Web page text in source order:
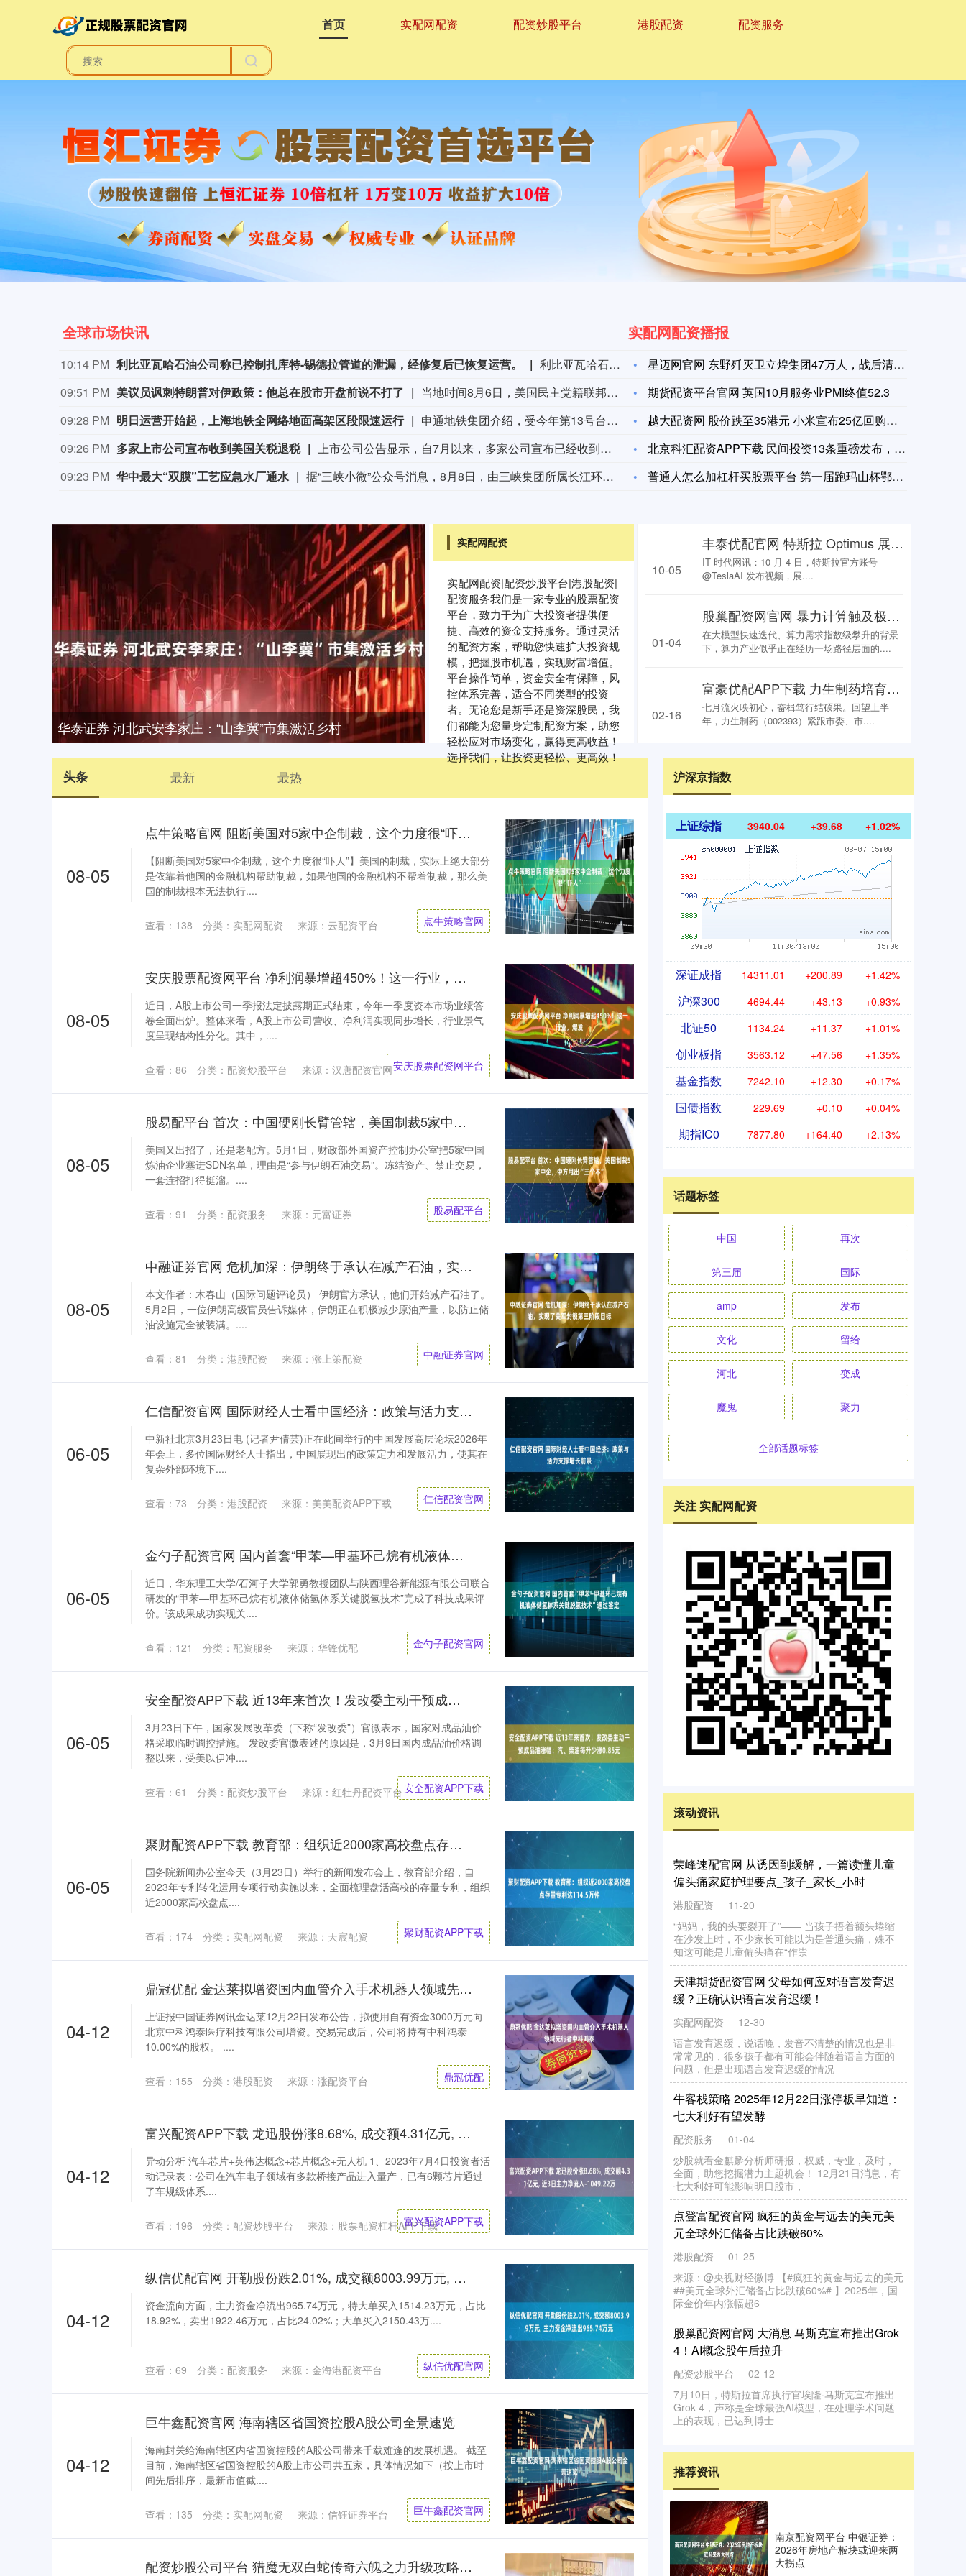
首页 实配网配资 配资炒股平台 港股配资 配资服务
全球市场快讯
10:14 PM 利比亚瓦哈石油公司称已控制扎库特-锡德拉管道的泄漏，经修复后已恢复运营。
利比亚瓦哈石油公司称已控制扎库特-锡德拉管道的泄漏，经修复后已恢复运营。
09:51 PM 美议员讽刺特朗普对伊政策：他总在股市开盘前说不打了
当地时间8月6日，美国民主党籍联邦参议员克里斯·墨菲表示，总统特朗普通常会在周日晚上或周一早上，也就是股市开盘前，宣布美伊战事即将结束。但战火已持续了六个月。（澎湃）
09:28 PM 明日运营开始起，上海地铁全网络地面高架区段限速运行
申通地铁集团介绍，受今年第13号台风“白海豚”影响，为确保轨道交通运营安全，上海地铁实施运营调整：8月9日运营开始起，3号线、浦江线全线限速运行；1号线、2号线、4号线、5号线、6号线、7号线、8号线、9号线、10号线、11号线、16号线、17号线、市域机场线地面、高架区段限速运行，同时，16号线取消大站车，列车站站停靠。全网络其他线路区段正常运行。上海地铁将密切关注台风路径变化，根据风速、雨量和对运营影响程度等实际情况，动态调整列车开行方案，遇紧急情况或将采取停运措施，保障乘客安全出行。请市民乘客留意官方发布的运营信息。（上海发布）
09:26 PM 多家上市公司宣布收到美国关税退税
上市公司公告显示，自7月以来，多家公司宣布已经收到美国关税退税。根据美国最高法院今年2月裁定，《国际紧急经济权力法》不授权总统征收大规模关税。美国国际贸易法院随后下令海关办理相关退款。海关与边境保护局4月20日启动第一阶段退款工作，首批退款于5月11日前后发放。美国海关与边境保护局官员本月4日披露的信息显示，截至7月底，该部门已处理完毕约1000亿美元关税的退款流程并把相关信息提供给财政部用于付款。（中新社）
09:23 PM 华中最大“双膜”工艺应急水厂通水 据“三峡小微”公众号消息，8月8日，由三峡集团所属长江环保集团、武汉市水务集团等共同投资建设的华中地区规模最大的“双膜”工艺应急水厂——武汉梁子湖应急水厂并网通水，标志着武汉市江南区域正式构建起“一江一湖”双水源互为备援、灵活调度的供水新格局，为片区660万市民用水安全提供坚实保障。
实配网配资播报
星迈网官网 东野歼灭卫立煌集团47万人，战后清点：只缴获不到
期货配资平台官网 英国10月服务业PMI终值52.3
越大配资网 股价跌至35港元 小米宣布25亿回购：对自身前景
北京科汇配资APP下载 民间投资13条重磅发布，机动车又一国
普通人怎么加杠杆买股票平台 第一届跑玛山杯鄂州棋王赛在国庆节
华泰证券 河北武安李家庄：“山李冀”市集激活乡村
实配网配资
实配网配资|配资炒股平台|港股配资|
配资服务我们是一家专业的股票配资
平台，致力于为广大投资者提供便
捷、高效的资金支持服务。通过灵活
的配资方案，帮助您快速扩大投资规
模，把握股市机遇，实现财富增值。
平台操作简单，资金安全有保障，风
控体系完善，适合不同类型的投资
者。无论您是新手还是资深股民，我
们都能为您量身定制配资方案，助您
轻松应对市场变化，赢得更高收益！
选择我们，让投资更轻松、更高效！
丰泰优配官网 特斯拉 Optimus 展示功夫绝技，马斯克称由 AI 驱动非遥控
IT 时代网讯：10 月 4 日，特斯拉官方账号
@TeslaAI 发布视频，展....
10-05
股巢配资网官网 暴力计算触及极限，算力进入系统工程时代 业内：基于生态的开放架构有望成为最优解
在大模型快速迭代、算力需求指数级攀升的背景
下，算力产业似乎正在经历一场路径层面的....
01-04
富豪优配APP下载 力生制药培育向“新”求“质”发展动能 持续激发高质量发展强劲动力
七月流火映初心，奋楫笃行结硕果。回望上半
年，力生制药（002393）紧跟市委、市....
02-16
头条 最新 最热
08-05
点牛策略官网 阻断美国对5家中企制裁，这个力度很“吓人”
【阻断美国对5家中企制裁，这个力度很“吓人”】美国的制裁，实际上绝大部分
是依靠着他国的金融机构帮助制裁，如果他国的金融机构不帮着制裁，那么美
国的制裁根本无法执行....
来源：云配资平台
查看： 138 分类： 实配网配资 点牛策略官网
08-05
安庆股票配资网平台 净利润暴增超450%！这一行业，爆发
近日，A股上市公司一季报法定披露期正式结束，今年一季度资本市场业绩答
卷全面出炉。整体来看，A股上市公司营收、净利润实现同步增长，行业景气
度呈现结构性分化。其中，....
来源：汉唐配资官网
查看： 86 分类： 配资炒股平台 安庆股票配资网平台
08-05
股易配平台 首次：中国硬刚长臂管辖，美国制裁5家中企，中方甩出“三个不”
美国又出招了，还是老配方。5月1日，财政部外国资产控制办公室把5家中国
炼油企业塞进SDN名单，理由是“参与伊朗石油交易”。冻结资产、禁止交易，
一套连招打得挺溜。....
来源：元富证券
查看： 91 分类： 配资服务 股易配平台
08-05
中融证券官网 危机加深：伊朗终于承认在减产石油，实现了美军封锁第三阶段目标
本文作者：木春山（国际问题评论员） 伊朗官方承认，他们开始减产石油了。
5月2日，一位伊朗高级官员告诉媒体，伊朗正在积极减少原油产量，以防止储
油设施完全被装满。....
来源：涨上策配资
查看： 81 分类： 港股配资 中融证券官网
06-05
仁信配资官网 国际财经人士看中国经济：政策与活力支撑增长前景
中新社北京3月23日电 (记者尹倩芸)正在此间举行的中国发展高层论坛2026年
年会上，多位国际财经人士指出，中国展现出的政策定力和发展活力，使其在
复杂外部环境下....
来源：美美配资APP下载
查看： 73 分类： 港股配资 仁信配资官网
06-05
金勺子配资官网 国内首套“甲苯—甲基环己烷有机液体储氢体系关键脱氢技术”通过鉴定
近日，华东理工大学/石河子大学郭勇教授团队与陕西理谷新能源有限公司联合
研发的“甲苯—甲基环己烷有机液体储氢体系关键脱氢技术”完成了科技成果评
价。该成果成功实现关....
来源：华锋优配
查看： 121 分类： 配资服务 金勺子配资官网
06-05
安全配资APP下载 近13年来首次！发改委主动干预成品油涨幅：汽、柴油每升少涨0.85元
3月23日下午，国家发展改革委（下称“发改委”）官微表示，国家对成品油价
格采取临时调控措施。 发改委官微表述的原因是，3月9日国内成品油价格调
整以来，受美以伊冲....
来源：红牡丹配资平台
查看： 61 分类： 配资炒股平台 安全配资APP下载
06-05
聚财配资APP下载 教育部：组织近2000家高校盘点存量专利达114.5万件
国务院新闻办公室今天（3月23日）举行的新闻发布会上，教育部介绍，自
2023年专利转化运用专项行动实施以来，全面梳理盘活高校的存量专利，组织
近2000家高校盘点....
来源：天宸配资
查看： 174 分类： 实配网配资 聚财配资APP下载
04-12
鼎冠优配 金达莱拟增资国内血管介入手术机器人领域先行者中科鸿泰
上证报中国证券网讯金达莱12月22日发布公告，拟使用自有资金3000万元向
北京中科鸿泰医疗科技有限公司增资。交易完成后，公司将持有中科鸿泰
10.00%的股权。 ....
来源：涨配资平台
查看： 155 分类： 港股配资 鼎冠优配
04-12
富兴配资APP下载 龙迅股份涨8.68%, 成交额4.31亿元, 近3日主力净流入-1049.22万
异动分析 汽车芯片+英伟达概念+芯片概念+无人机 1、2023年7月4日投资者活
动记录表：公司在汽车电子领域有多款桥接产品进入量产，已有6颗芯片通过
了车规级体系....
来源：股票配资杠杆APP下载
查看： 196 分类： 配资炒股平台 富兴配资APP下载
04-12
纵信优配官网 开勒股份跌2.01%, 成交额8003.99万元, 主力资金净流出965.74万元
资金流向方面，主力资金净流出965.74万元，特大单买入1514.23万元，占比
18.92%，卖出1922.46万元，占比24.02%；大单买入2150.43万....
来源：金海港配资平台
查看： 69 分类： 配资服务 纵信优配官网
04-12
巨牛鑫配资官网 海南辖区省国资控股A股公司全景速览
海南封关给海南辖区内省国资控股的A股公司带来千载难逢的发展机遇。 截至
目前，海南辖区省国资控股的A股上市公司共五家，具体情况如下（按上市时
间先后排序，最新市值截....
来源：信钰证券平台
查看： 135 分类： 实配网配资 巨牛鑫配资官网
配资炒股公司平台 猎魔无双白蛇传奇六魄之力升级攻略！洪荒传奇封神赦令怎么获得？
沪深京指数
上证综指 3940.04 +39.68 +1.02%
深证成指 14311.01 +200.89 +1.42%
沪深300 4694.44 +43.13 +0.93%
北证50 1134.24 +11.37 +1.01%
创业板指 3563.12 +47.56 +1.35%
基金指数 7242.10 +12.30 +0.17%
国债指数 229.69 +0.10 +0.04%
期指IC0 7877.80 +164.40 +2.13%
话题标签
中国 再次
第三届 国际
amp 发布
文化 留给
河北 变成
魔鬼 聚力
全部话题标签
关注 实配网配资
滚动资讯
牛博配资官网 Theshy四项数据全部第一！吃
最少的经济，打最高的输出
实配网配资
03-05
Theshy四项数据全部第一，只有分均经济倒数第
三！吃最少的经济，打最高的输出 大家都知道
Theshy在整个第三阶段表现
推荐资讯
南京配资网平台 中银证券：
2026年房地产板块或迎来两
大拐点